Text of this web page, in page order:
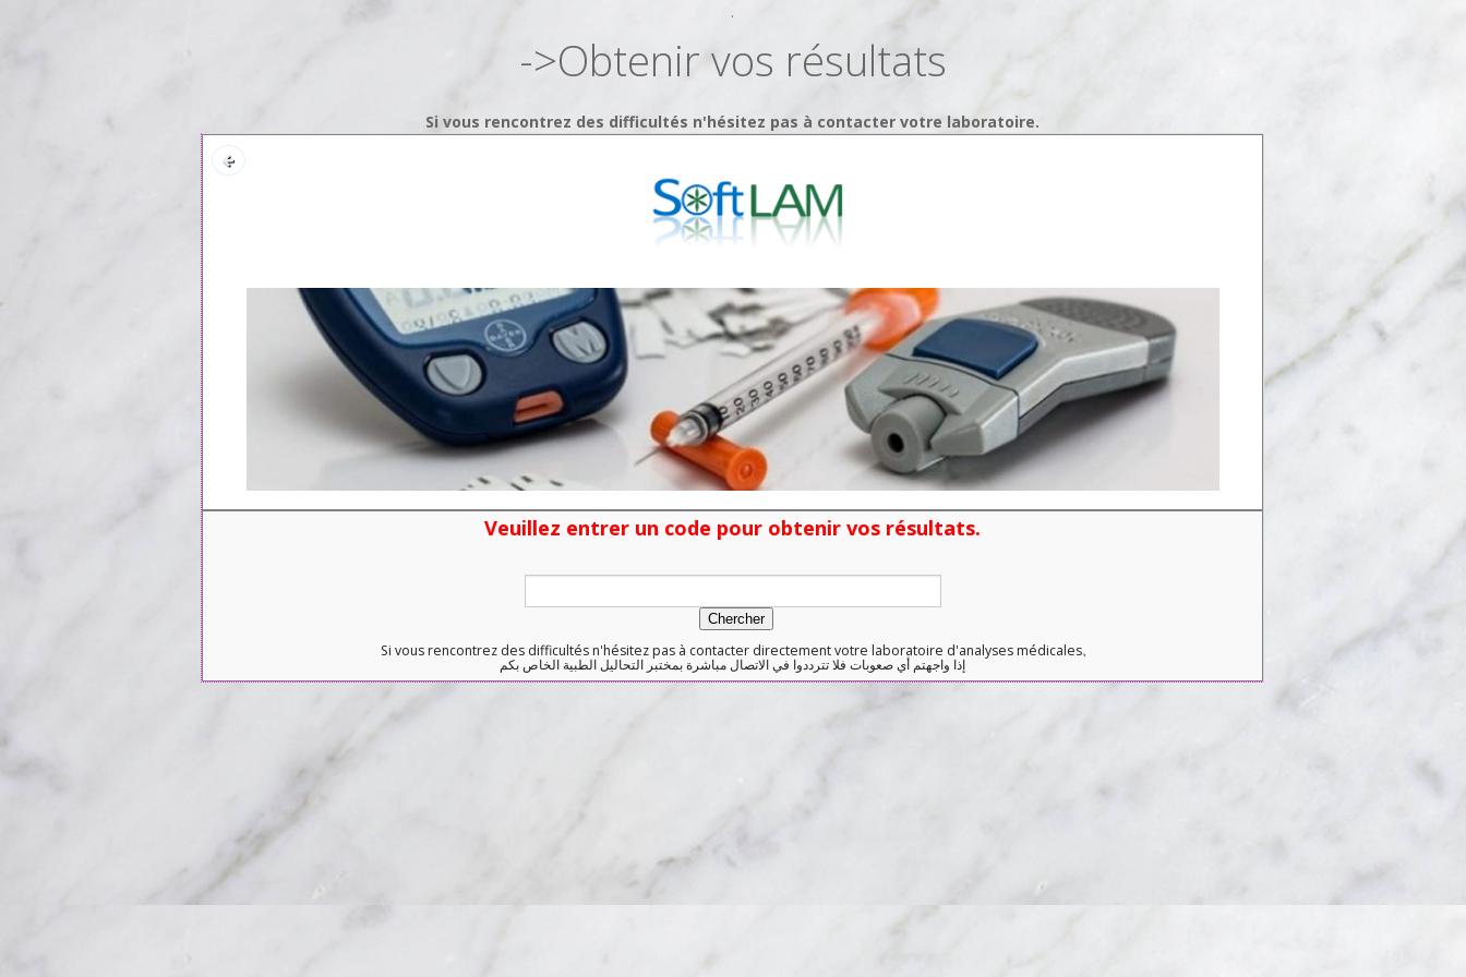
SEARCH
.
->Obtenir vos résultats
Si vous rencontrez des difficultés n'hésitez pas à contacter votre laboratoire.
Veuillez entrer un code pour obtenir vos résultats.
Si vous rencontrez des difficultés n'hésitez pas à contacter directement votre laboratoire d'analyses médicales.
إذا واجهتم أي صعوبات فلا تترددوا في الاتصال مباشرة بمختبر التحاليل الطبية الخاص بكم